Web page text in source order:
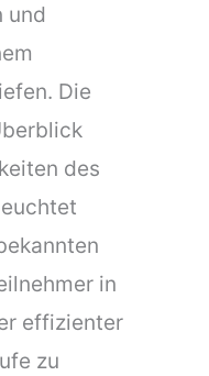
und
Die
des
in
effizienter
zu